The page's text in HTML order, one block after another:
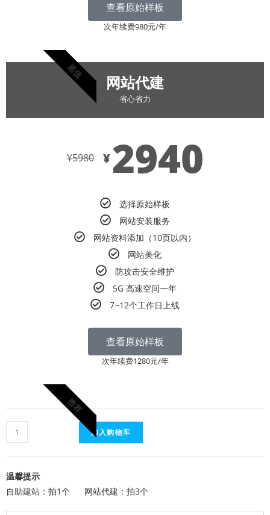
查看原始样板
次年续费980元/年
超值
网站代建
省心省力
¥5980 ¥2940
选择原始样板
网站安装服务
网站资料添加（10页以内）
网站美化
防攻击安全维护
5G 高速空间一年
7~12个工作日上线
查看原始样板
次年续费1280元/年
推荐
加入购物车
温馨提示
自助建站：拍1个 网站代建：拍3个